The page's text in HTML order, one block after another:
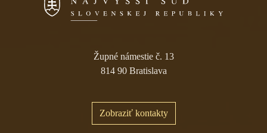
Župné námestie č. 13
814 90 Bratislava
Zobraziť kontakty